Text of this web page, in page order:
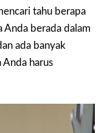
tahu berapa
Anda berada dalam
ada banyak
Anda harus